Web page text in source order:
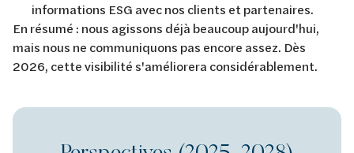
informations ESG avec nos clients et partenaires.
En résumé : nous agissons déjà beaucoup aujourd'hui,
mais nous ne communiquons pas encore assez. Dès
2026, cette visibilité s'améliorera considérablement.